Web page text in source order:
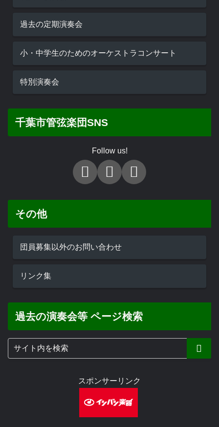
過去の定期演奏会
小・中学生のためのオーケストラコンサート
特別演奏会
千葉市管弦楽団SNS
Follow us!
その他
団員募集以外のお問い合わせ
リンク集
過去の演奏会等 ページ検索
スポンサーリンク